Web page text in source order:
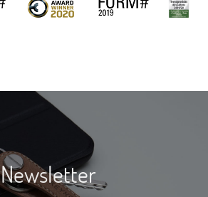
Newsletter